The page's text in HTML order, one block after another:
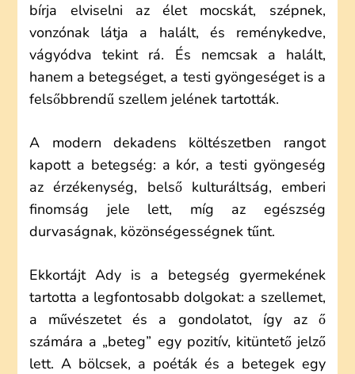
bírja elviselni az élet mocskát, szépnek,
vonzónak látja a halált, és reménykedve,
vágyódva tekint rá. És nemcsak a halált,
hanem a betegséget, a testi gyöngeséget is a
felsőbbrendű szellem jelének tartották.
A modern dekadens költészetben rangot
kapott a betegség: a kór, a testi gyöngeség
az érzékenység, belső kulturáltság, emberi
finomság jele lett, míg az egészség
durvaságnak, közönségességnek tűnt.
Ekkortájt Ady is a betegség gyermekének
tartotta a legfontosabb dolgokat: a szellemet,
a művészetet és a gondolatot, így az ő
számára a „beteg” egy pozitív, kitüntető jelző
lett. A bölcsek, a poéták és a betegek egy